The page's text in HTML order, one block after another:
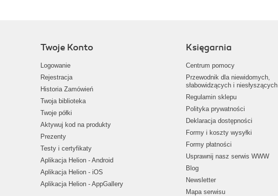
Twoje Konto
Logowanie
Rejestracja
Historia Zamówień
Twoja biblioteka
Twoje półki
Aktywuj kod na produkty
Prezenty
Testy i certyfikaty
Aplikacja Helion - Android
Aplikacja Helion - iOS
Aplikacja Helion - AppGallery
Księgarnia
Centrum pomocy
Przewodnik dla niewidomych,
słabowidzących i niesłyszących
Regulamin sklepu
Polityka prywatności
Deklaracja dostępności
Formy i koszty wysyłki
Formy płatności
Usprawnij nasz serwis WWW
Blog
Newsletter
Mapa serwisu